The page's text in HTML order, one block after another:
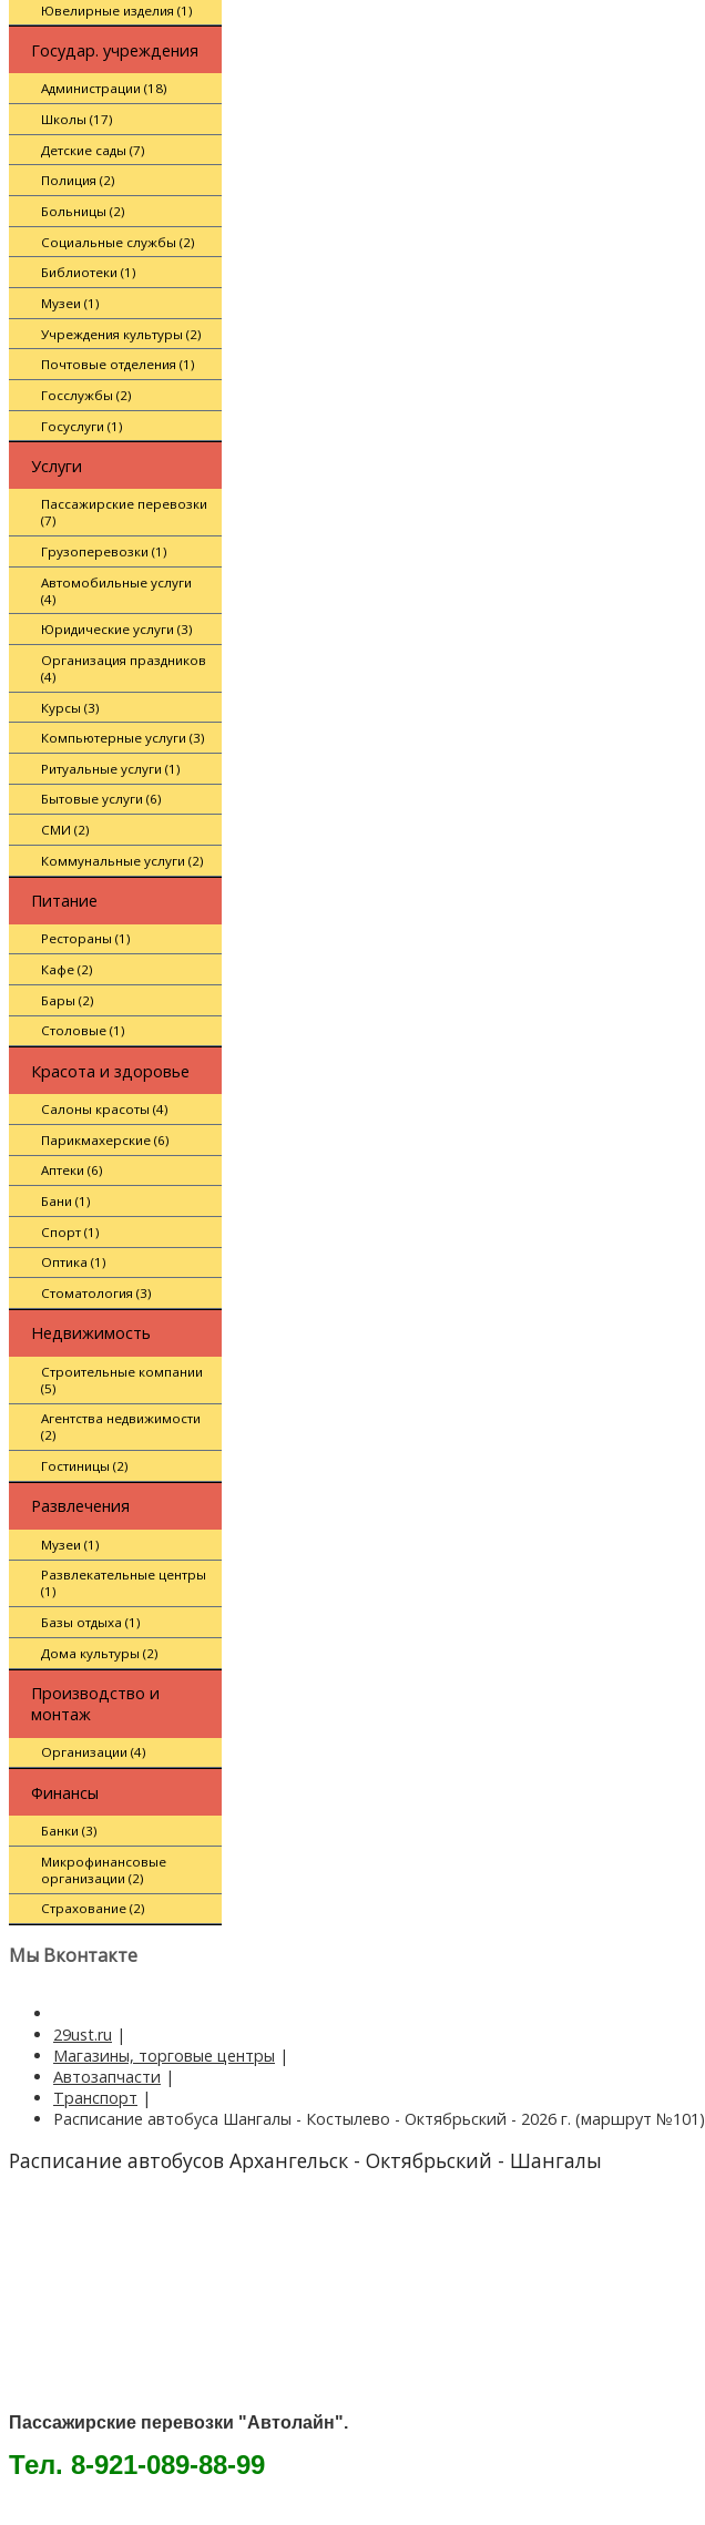
Ювелирные изделия (1)
Государ. учреждения
Администрации (18)
Школы (17)
Детские сады (7)
Полиция (2)
Больницы (2)
Социальные службы (2)
Библиотеки (1)
Музеи (1)
Учреждения культуры (2)
Почтовые отделения (1)
Госслужбы (2)
Госуслуги (1)
Услуги
Пассажирские перевозки
(7)
Грузоперевозки (1)
Автомобильные услуги
(4)
Юридические услуги (3)
Организация праздников
(4)
Курсы (3)
Компьютерные услуги (3)
Ритуальные услуги (1)
Бытовые услуги (6)
СМИ (2)
Коммунальные услуги (2)
Питание
Рестораны (1)
Кафе (2)
Бары (2)
Столовые (1)
Красота и здоровье
Салоны красоты (4)
Парикмахерские (6)
Аптеки (6)
Бани (1)
Спорт (1)
Оптика (1)
Стоматология (3)
Недвижимость
Строительные компании
(5)
Агентства недвижимости
(2)
Гостиницы (2)
Развлечения
Музеи (1)
Развлекательные центры
(1)
Базы отдыха (1)
Дома культуры (2)
Производство и
монтаж
Организации (4)
Финансы
Банки (3)
Микрофинансовые
организации (2)
Страхование (2)
Мы Вконтакте
29ust.ru |
Магазины, торговые центры |
Автозапчасти |
Транспорт |
Расписание автобуса Шангалы - Костылево - Октябрьский - 2026 г. (маршрут №101)
Расписание автобусов Архангельск - Октябрьский - Шангалы
Пассажирские перевозки "Автолайн".
Тел. 8-921-089-88-99